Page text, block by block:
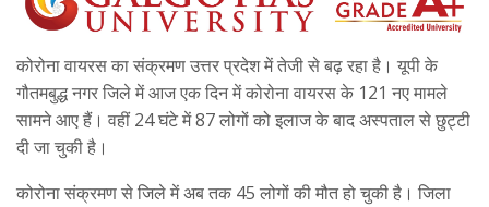
कोरोना वायरस का संक्रमण उत्तर प्रदेश में तेजी से बढ़ रहा है। यूपी के
गौतमबुद्ध नगर जिले में आज एक दिन में कोरोना वायरस के 121 नए मामले
सामने आए हैं। वहीं 24 घंटे में 87 लोगों को इलाज के बाद अस्पताल से छुट्टी
दी जा चुकी है।
कोरोना संक्रमण से जिले में अब तक 45 लोगों की मौत हो चुकी है। जिला